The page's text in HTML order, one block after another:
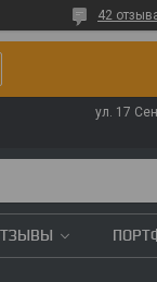
42
ул. 17